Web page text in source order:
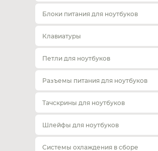
Блоки питания для ноутбуков
Клавиатуры
Петли для ноутбуков
Разъемы питания для ноутбуков
Тачскрины для ноутбуков
Шлейфы для ноутбуков
Системы охлаждения в сборе